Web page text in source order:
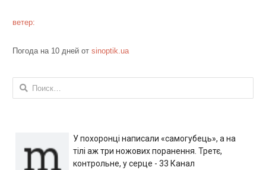
ветер:
Погода на 10 дней от sinoptik.ua
Найти:
У похоронці написали «самогубець», а на
тілі аж три ножових поранення. Третє,
контрольне, у серце - 33 Канал